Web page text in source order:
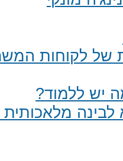
של לקוחות
יש ללמוד?
מלאכותית